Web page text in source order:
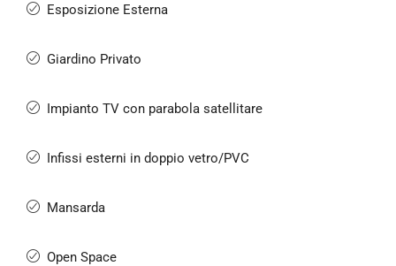
Esposizione Esterna
Giardino Privato
Impianto TV con parabola satellitare
Infissi esterni in doppio vetro/PVC
Mansarda
Open Space